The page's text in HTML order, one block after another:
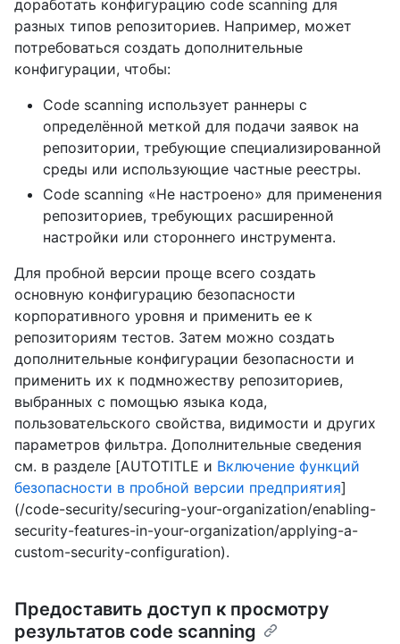
доработать конфигурацию code scanning для
разных типов репозиториев. Например, может
потребоваться создать дополнительные
конфигурации, чтобы:
Code scanning использует раннеры с
определённой меткой для подачи заявок на
репозитории, требующие специализированной
среды или использующие частные реестры.
Code scanning «Не настроено» для применения
репозиториев, требующих расширенной
настройки или стороннего инструмента.
Для пробной версии проще всего создать
основную конфигурацию безопасности
корпоративного уровня и применить ее к
репозиториям тестов. Затем можно создать
дополнительные конфигурации безопасности и
применить их к подмножеству репозиториев,
выбранных с помощью языка кода,
пользовательского свойства, видимости и других
параметров фильтра. Дополнительные сведения
см. в разделе [AUTOTITLE и Включение функций
безопасности в пробной версии предприятия]
(/code-security/securing-your-organization/enabling-
security-features-in-your-organization/applying-a-
custom-security-configuration).
Предоставить доступ к просмотру
результатов code scanning